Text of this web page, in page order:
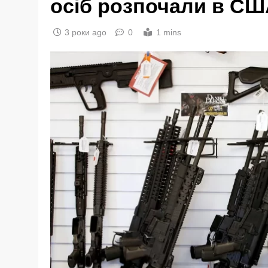
осіб розпочали в
3 роки ago 0 1 mins